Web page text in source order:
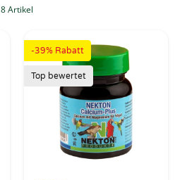
8 Artikel
-39% Rabatt
Top bewertet